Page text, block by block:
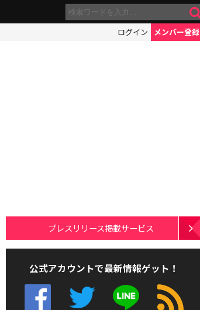
ログイン メンバー登録
プレスリリース掲載サービス
公式アカウントで最新情報ゲット！